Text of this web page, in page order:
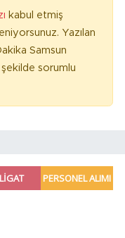
kabul etmiş
Yazılan
Samsun
sorumlu